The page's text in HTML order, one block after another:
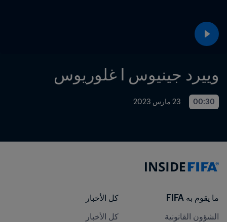
وييرد جينيوس l غلوريوس
00:30 23 مارس 2023
ما يقوم به FIFA
الشؤون القانونية
كل الأخبار
كل الأخبار